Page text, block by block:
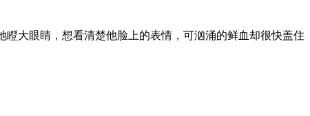
大眼睛，想看清楚他脸上的表情，可汹涌的鲜血却很快盖住